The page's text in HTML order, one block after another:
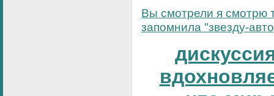
Вы смотрели я смотрю
запомнила "звезду-